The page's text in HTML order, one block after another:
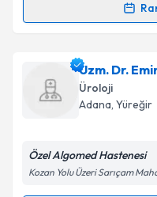
Kişisel
Metni'ni
Randevu
Op. Dr. Osman
talebi oluşturun. Size
için bir takvim
Uzm. Dr.
Üroloji
Adana, Yüreğir
Özel Algomed Hastenesi
Kozan Yolu Üzeri Sarıçam